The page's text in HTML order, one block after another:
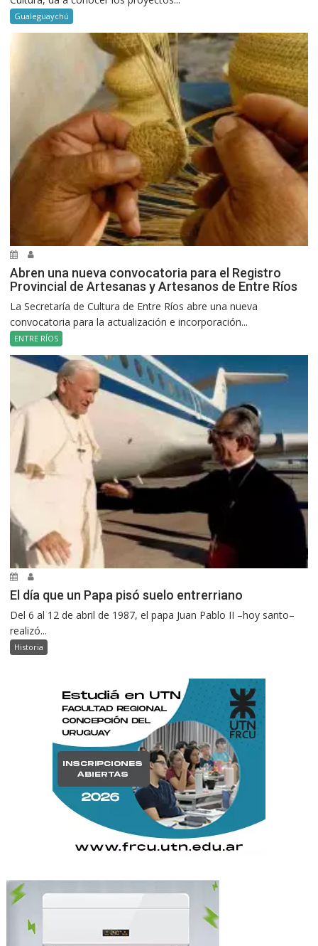
Gualeguaychú
Abren una nueva convocatoria para el Registro
Provincial de Artesanas y Artesanos de Entre Ríos
La Secretaría de Cultura de Entre Ríos abre una nueva
convocatoria para la actualización e incorporación...
ENTRE RÍOS
El día que un Papa pisó suelo entrerriano
Del 6 al 12 de abril de 1987, el papa Juan Pablo II –hoy santo–
realizó...
Historia